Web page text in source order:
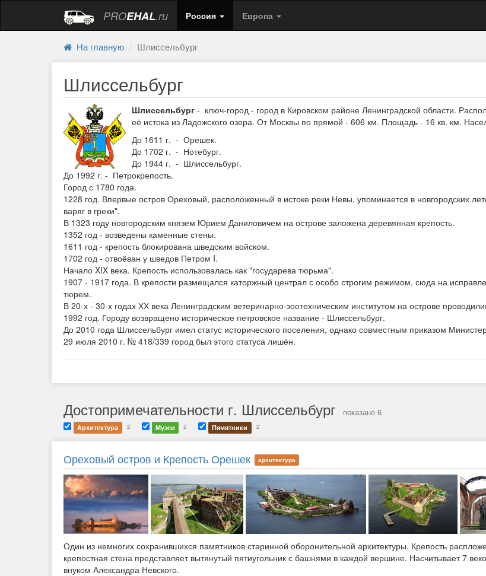
PROEHAL.ru Россия Европа
На главную Шлиссельбург
Шлиссельбург
Шлиссельбург - ключ-город - город в Кировском районе Ленинградской области.
её истока из Ладожского озера. От Москвы по прямой - 606 км. Площадь - 16 кв. км.
До 1611 г. - Орешек.
До 1702 г. - Нотебург.
До 1944 г. - Шлиссельбург.
До 1992 г. - Петрокрепость.
Город с 1780 года.
1228 год. Впервые остров Ореховый, расположенный в истоке реки Невы, упоминается в новгородских
варяг в греки".
В 1323 году новгородским князем Юрием Даниловичем на острове заложена деревянная крепость.
1352 год - возведены каменные стены.
1611 год - крепость блокирована шведским войском.
1702 год - отвоёван у шведов Петром I.
Начало XIX века. Крепость использовалась как "государева тюрьма".
1907 - 1917 года. В крепости размещался каторжный централ с особо строгим режимом, сюда на
тюрем.
В 20-х - 30-х годах ХХ века Ленинградским ветеринарно-зоотехническим институтом на острове
1992 год. Городу возвращено историческое петровское название - Шлиссельбург.
До 2010 года Шлиссельбург имел статус исторического поселения, однако совместным приказом
29 июля 2010 г. № 418/339 город был этого статуса лишён.
Достопримечательности г. Шлиссельбург показано 6
Архитектура 2 Музеи 2 Пямятники 2
Ореховый остров и Крепость Орешек архитектура
Один из немногих сохранившихся памятников старинной оборонительной архитектуры. Крепость
крепостная стена представляет вытянутый пятиугольник с башнями в каждой вершине. Насчитывает 7
внуком Александра Невского.